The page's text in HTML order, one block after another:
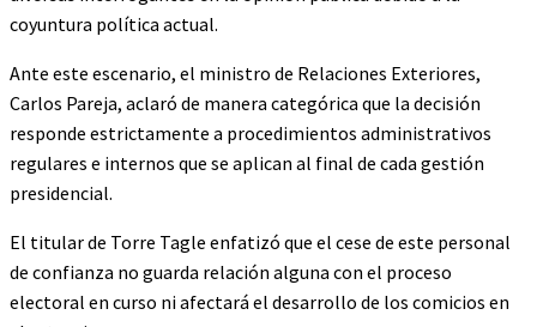
coyuntura política actual.
Ante este escenario, el ministro de Relaciones Exteriores,
Carlos Pareja, aclaró de manera categórica que la decisión
responde estrictamente a procedimientos administrativos
regulares e internos que se aplican al final de cada gestión
presidencial.
El titular de Torre Tagle enfatizó que el cese de este personal
de confianza no guarda relación alguna con el proceso
electoral en curso ni afectará el desarrollo de los comicios en